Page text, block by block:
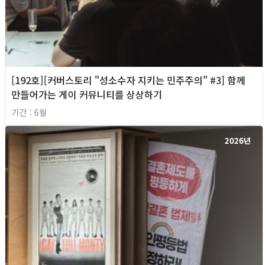
[192호][커버스토리 "성소수자 지키는 민주주의" #3] 함께
만들어가는 게이 커뮤니티를 상상하기
기간 : 6월
2026년